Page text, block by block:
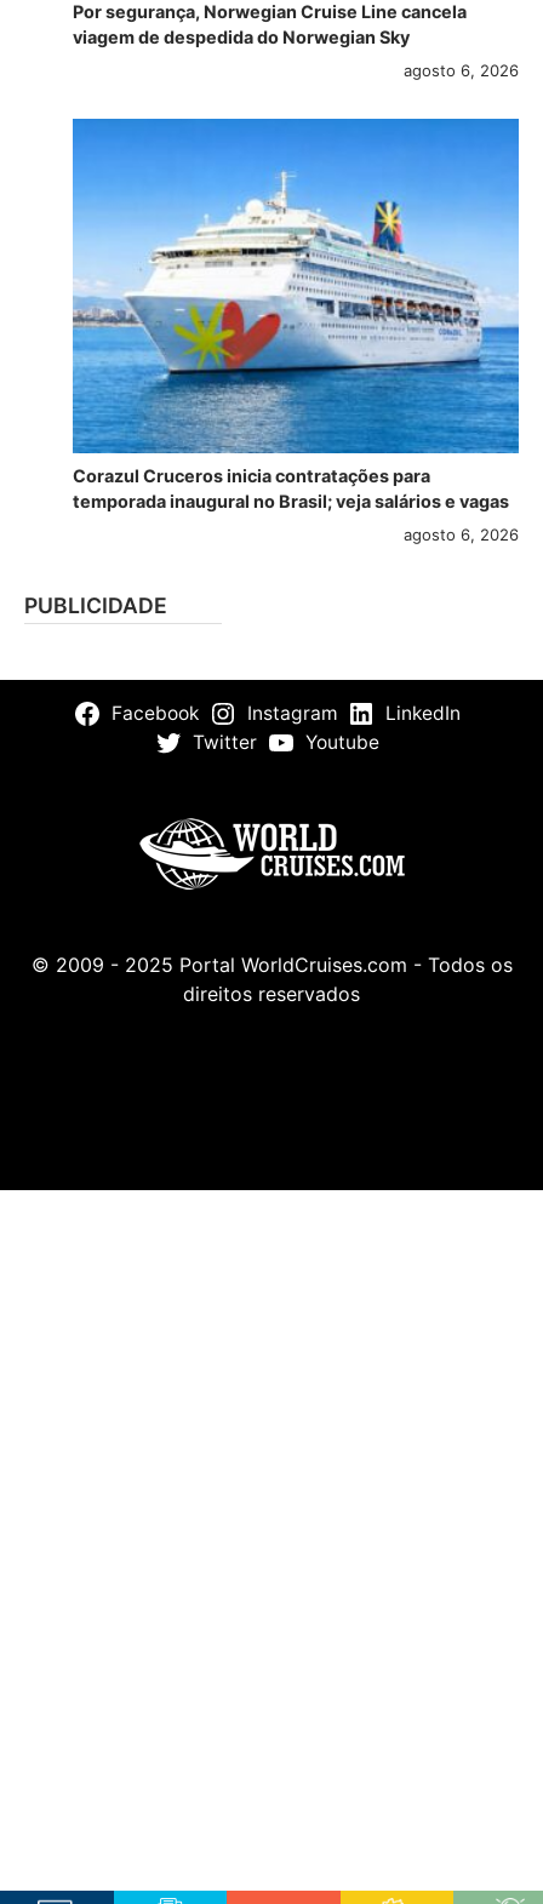
Por segurança, Norwegian Cruise Line cancela
viagem de despedida do Norwegian Sky
agosto 6, 2026
Corazul Cruceros inicia contratações para
temporada inaugural no Brasil; veja salários e vagas
agosto 6, 2026
PUBLICIDADE
Facebook Instagram
LinkedIn
Twitter
Youtube
© 2009 - 2025 Portal WorldCruises.com - Todos os
direitos reservados